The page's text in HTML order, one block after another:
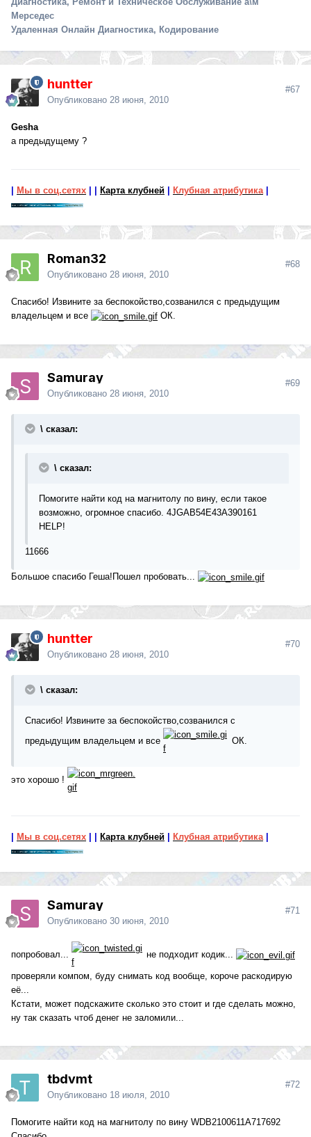
Мерседес
Удаленная Онлайн Диагностика, Кодирование
huntter
Опубликовано 28 июня, 2010
#67
Gesha
а предыдущему ?
Мы в соц.сетях Карта клубней Клубная атрибутика|
Roman32
Опубликовано 28 июня, 2010
#68
Спасибо! Извините за беспокойство,созванился с предыдущим
владельцем и все
ОК.
Samuray
Опубликовано 28 июня, 2010
#69
\ сказал:
\ сказал:
Помогите найти код на магнитолу по вину, если такое
возможно, огромное спасибо. 4JGAB54E43A390161
HELP!
11666
Большое спасибо Геша!Пошел пробовать...
huntter
Опубликовано 28 июня, 2010
#70
\ сказал:
Спасибо! Извините за беспокойство,созванился с
предыдущим владельцем и все
ОК.
это хорошо !
Мы в соц.сетях Карта клубней Клубная атрибутика|
Samuray
Опубликовано 30 июня, 2010
#71
попробовал... не подходит кодик...
проверяли компом, буду снимать код вообще, короче раскодирую
её...
Кстати, может подскажите сколько это стоит и где сделать можно,
ну так сказать чтоб денег не заломили...
tbdvmt
Опубликовано 18 июля, 2010
#72
Помогите найти код на магнитолу по вину WDB2100611A717692